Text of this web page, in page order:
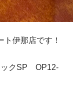
伊那店です！
ックSP OP12-